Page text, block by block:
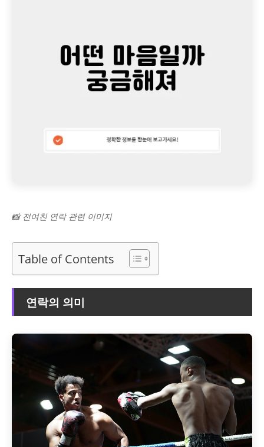
📸 전여친 연락 관련 이미지
Table of Contents
연락의 의미